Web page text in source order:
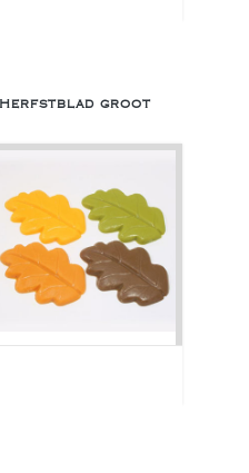
Herfstblad groot